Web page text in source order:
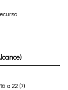
a 22 (7)